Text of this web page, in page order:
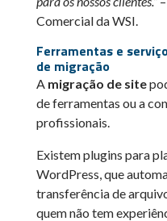
Comercial da WSI.
Ferramentas e
de migração
A migração de site
de ferramentas ou a
profissionais.
Existem plugins para
WordPress, que
transferência de
quem não tem